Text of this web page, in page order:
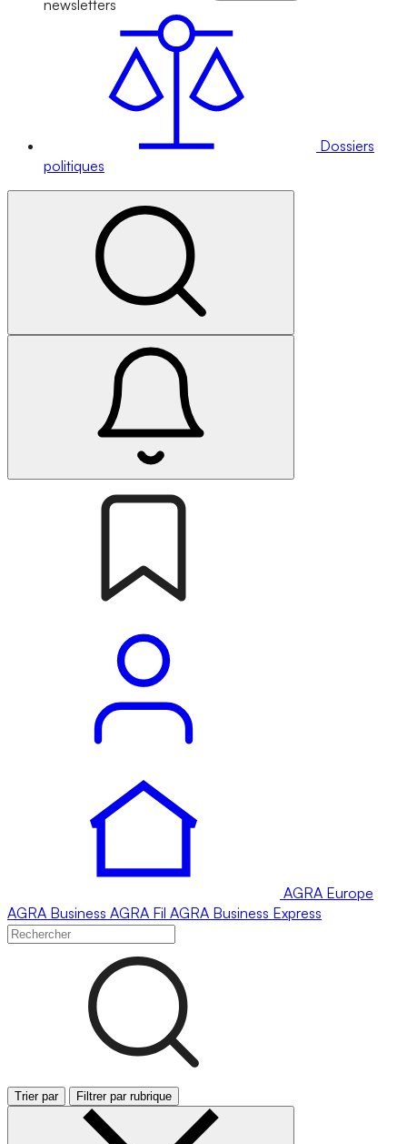
newsletters
Dossiers
politiques
AGRA Europe
AGRA Business AGRA Fil AGRA Business Express
Trier par Filtrer par rubrique